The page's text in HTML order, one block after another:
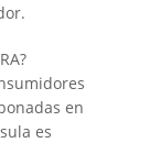
en
es